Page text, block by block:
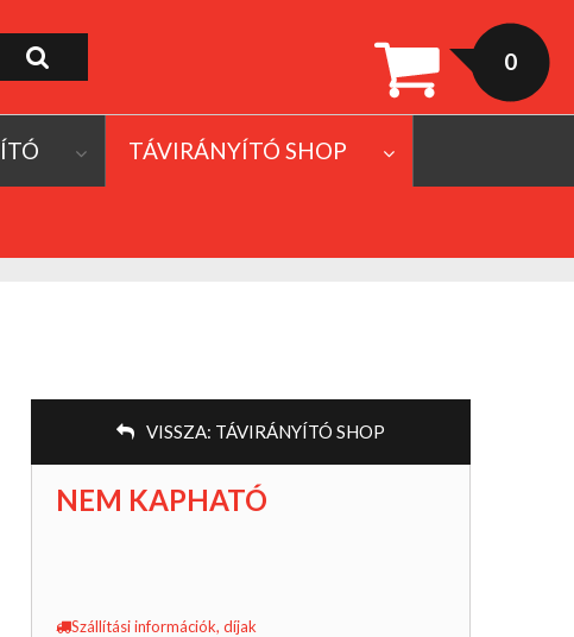
0
TÁVIRÁNYÍTÓ SHOP
VISSZA: TÁVIRÁNYÍTÓ SHOP
NEM KAPHATÓ
Szállítási információk, díjak